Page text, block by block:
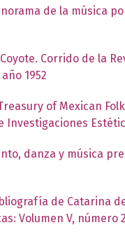
de la música
Coyote. Corrido de la
1952
of Mexican
danza y música
de Catarina
Volumen V, número